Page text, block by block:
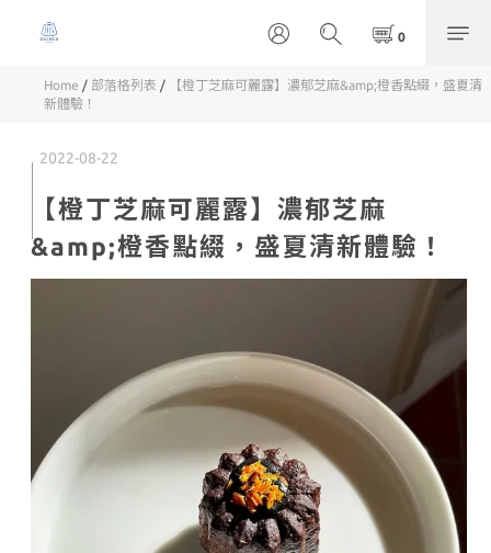
Home / 部落格列表 /
【橙丁芝麻可麗露】濃郁芝麻&amp;橙香點綴，盛夏清
新體驗！
2022-08-22
【橙丁芝麻可麗露】濃郁芝麻
&amp;橙香點綴，盛夏清新體驗！